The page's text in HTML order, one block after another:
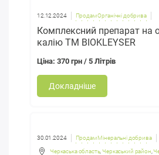
12.12.2024 Продам Органічні добрива
Комплексний препарат на
калію ТМ BIOKLEYSER
Ціна: 370 грн / 5 Літрів
Докладніше
30.01.2024 Продам Мінеральні добрива
Черкаська область,Черкаський район ,